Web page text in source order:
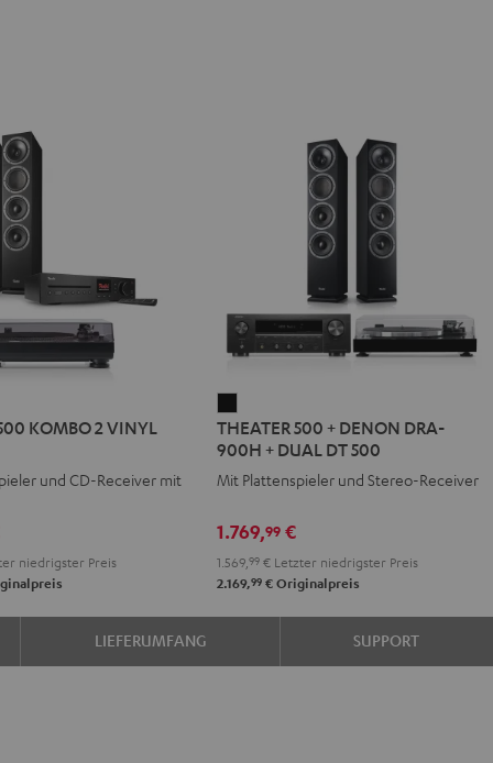
KOMBO 2 VINYL
und CD-Receiver mit
niedrigster Preis
500
+
DENON
900H
+
DUAL
DT
Schwarz
THEATER 500 + DENON DRA-
900H + DUAL DT 500
Mit Plattenspieler und Stereo-Receiver
1.769,99 €
1.569,99 € Letzter niedrigster Preis
2.169,99 € Originalpreis
LIEFERUMFANG SUPPORT